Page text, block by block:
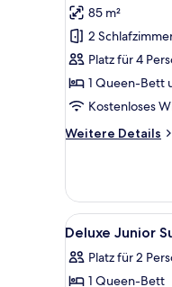
Apartment
anzeigen
85 m²
2
Platz für 4
1 Queen-Bett
Kostenloses
Weitere Details
Weitere
bedroom
Apartment
Alle
Fotos
für
6
Deluxe Junior
Platz für 2
1 Queen-Bett